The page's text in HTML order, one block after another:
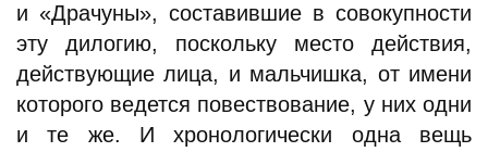
и «Драчуны», составившие в совокупности
эту дилогию, поскольку место действия,
действующие лица, и мальчишка, от имени
которого ведется повествование, у них одни
и те же. И хронологически одна вещь